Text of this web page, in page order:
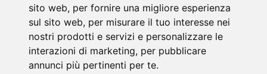
sito web, per fornire una migliore esperienza
sul sito web, per misurare il tuo interesse nei
nostri prodotti e servizi e personalizzare le
interazioni di marketing, per pubblicare
annunci più pertinenti per te.